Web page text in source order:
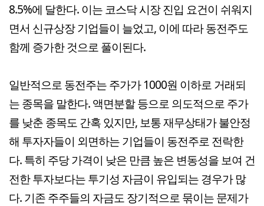
8.5%에 달한다. 이는 코스닥 시장 진입 요건이 쉬워지
면서 신규상장 기업들이 늘었고, 이에 따라 동전주도
함께 증가한 것으로 풀이된다.
일반적으로 동전주는 주가가 1000원 이하로 거래되
는 종목을 말한다. 액면분할 등으로 의도적으로 주가
를 낮춘 종목도 간혹 있지만, 보통 재무상태가 불안정
해 투자자들이 외면하는 기업들이 동전주로 전락한
다. 특히 주당 가격이 낮은 만큼 높은 변동성을 보여 건
전한 투자보다는 투기성 자금이 유입되는 경우가 많
다. 기존 주주들의 자금도 장기적으로 묶이는 문제가